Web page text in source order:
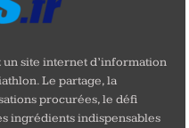
site internet d’information
Le partage, la
procurées, le défi
ingrédients indispensables